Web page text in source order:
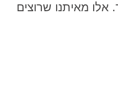
אלו מאיתנו שרוצים